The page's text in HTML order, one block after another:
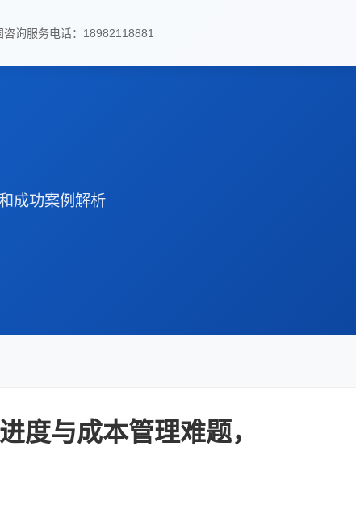
咨询服务电话：18982118881
成功案例解析
度与成本管理难题，